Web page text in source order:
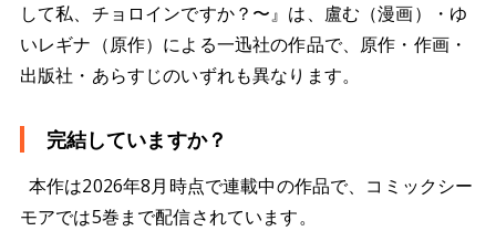
して私、チョロインですか？〜』は、盧む（漫画）・ゆ
いレギナ（原作）による一迅社の作品で、原作・作画・
出版社・あらすじのいずれも異なります。
完結していますか？
本作は2026年8月時点で連載中の作品で、コミックシー
モアでは5巻まで配信されています。